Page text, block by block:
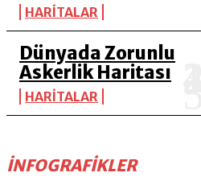
HARİTALAR
Dünyada Zorunlu
Askerlik Haritası
HARİTALAR
İNFOGRAFIKLER